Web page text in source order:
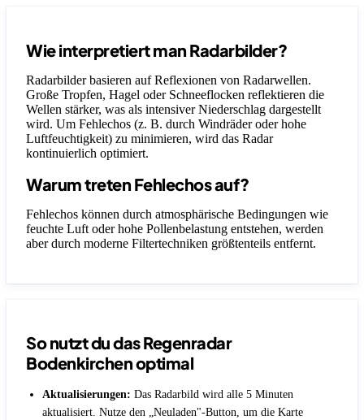
Wie interpretiert man Radarbilder?
Radarbilder basieren auf Reflexionen von Radarwellen.
Große Tropfen, Hagel oder Schneeflocken reflektieren die
Wellen stärker, was als intensiver Niederschlag dargestellt
wird. Um Fehlechos (z. B. durch Windräder oder hohe
Luftfeuchtigkeit) zu minimieren, wird das Radar
kontinuierlich optimiert.
Warum treten Fehlechos auf?
Fehlechos können durch atmosphärische Bedingungen wie
feuchte Luft oder hohe Pollenbelastung entstehen, werden
aber durch moderne Filtertechniken größtenteils entfernt.
So nutzt du das Regenradar
Bodenkirchen optimal
Aktualisierungen: Das Radarbild wird alle 5 Minuten
aktualisiert. Nutze den „Neuladen"-Button, um die Karte